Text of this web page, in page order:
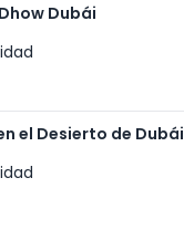
Dubái
el Desierto de Dubái